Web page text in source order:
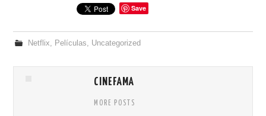
Save
Netflix Películas Uncategorized
CINEFAMA
MORE POSTS